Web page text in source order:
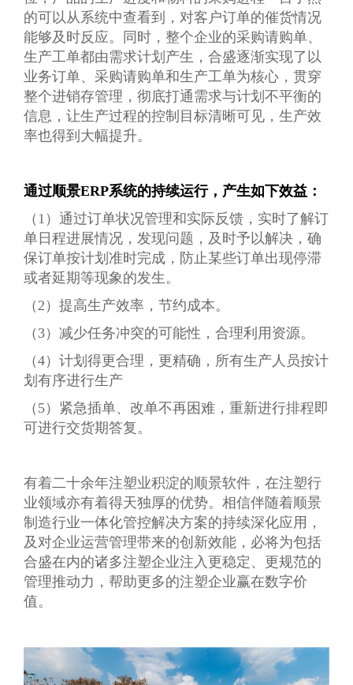
的可以从系统中查看到，对客户订单的催货情况
能够及时反应。同时，整个企业的采购请购单、
生产工单都由需求计划产生，合盛逐渐实现了以
业务订单、采购请购单和生产工单为核心，贯穿
整个进销存管理，彻底打通需求与计划不平衡的
信息，让生产过程的控制目标清晰可见，生产效
率也得到大幅提升。
通过顺景ERP系统的持续运行，产生如下效益：
（1）通过订单状况管理和实际反馈，实时了解订
单日程进展情况，发现问题，及时予以解决，确
保订单按计划准时完成，防止某些订单出现停滞
或者延期等现象的发生。
（2）提高生产效率，节约成本。
（3）减少任务冲突的可能性，合理利用资源。
（4）计划得更合理，更精确，所有生产人员按计
划有序进行生产
（5）紧急插单、改单不再困难，重新进行排程即
可进行交货期答复。
有着二十余年注塑业积淀的顺景软件，在注塑行
业领域亦有着得天独厚的优势。相信伴随着顺景
制造行业一体化管控解决方案的持续深化应用，
及对企业运营管理带来的创新效能，必将为包括
合盛在内的诸多注塑企业注入更稳定、更规范的
管理推动力，帮助更多的注塑企业赢在数字价
值。